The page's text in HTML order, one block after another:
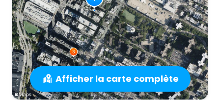
Afficher la carte complète